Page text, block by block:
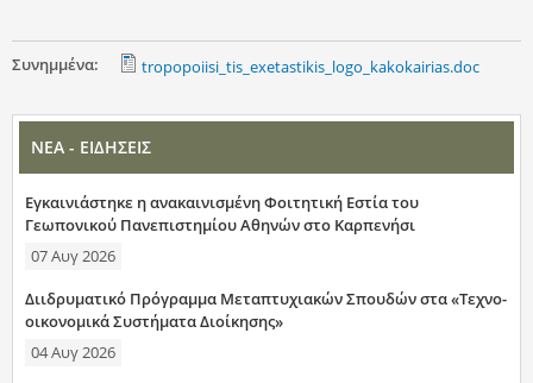
Συνημμένα: tropopoiisi_tis_exetastikis_logo_kakokairias.doc
ΝΕΑ - ΕΙΔΗΣΕΙΣ
Εγκαινιάστηκε η ανακαινισμένη Φοιτητική Εστία του
Γεωπονικού Πανεπιστημίου Αθηνών στο Καρπενήσι
07 Αυγ 2026
Διιδρυματικό Πρόγραμμα Μεταπτυχιακών Σπουδών στα «Τεχνο-
οικονομικά Συστήματα Διοίκησης»
04 Αυγ 2026